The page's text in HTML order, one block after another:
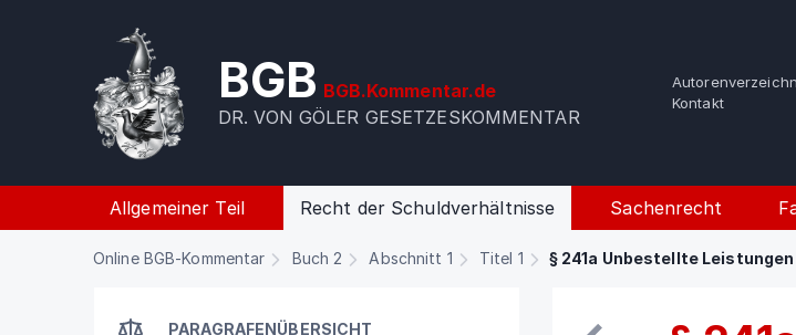
BGB BGB.Kommentar.de
DR. VON GÖLER GESETZESKOMMENTAR
Kontakt
Allgemeiner Teil Recht der Schuldverhältnisse Sachenrecht
Online BGB-Kommentar Buch 2 Abschnitt 1 Titel 1 § 241a Unbestellte Leistungen
PARAGRAFENÜBERSICHT